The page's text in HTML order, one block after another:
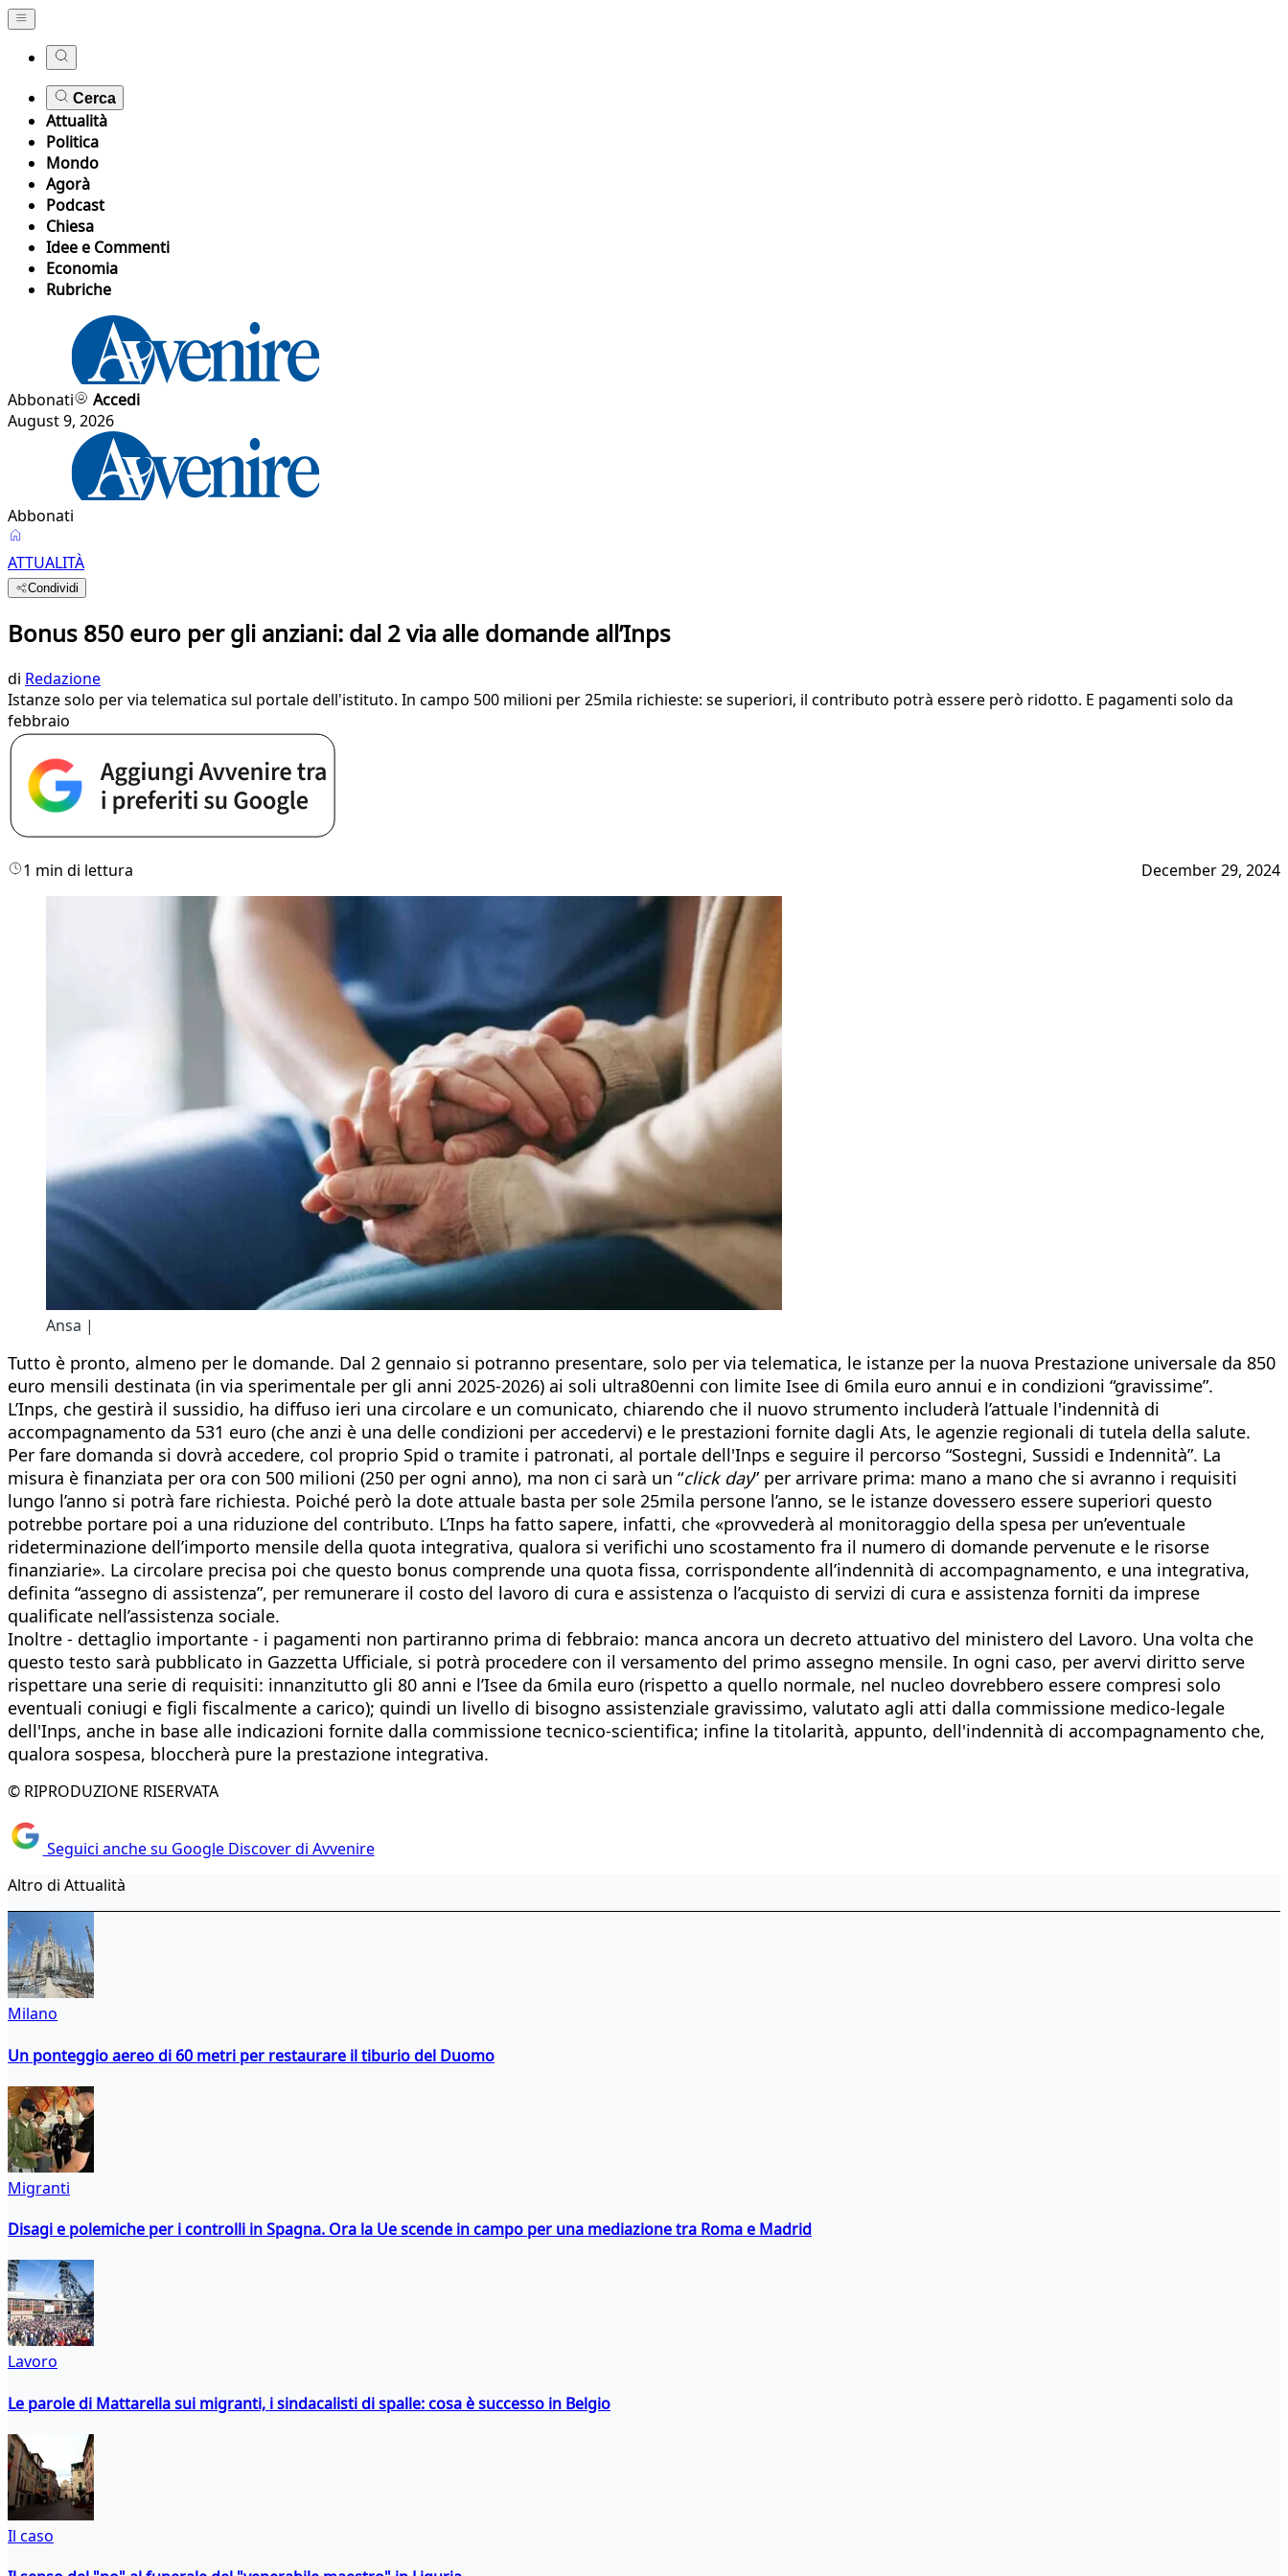
Cerca
Attualità
Politica
Mondo
Agorà
Podcast
Chiesa
Idee e Commenti
Economia
Rubriche
Abbonati
Accedi
August 9, 2026
Abbonati
ATTUALITÀ
Condividi
Bonus 850 euro per gli anziani: dal 2 via alle domande all’Inps
di Redazione
Istanze solo per via telematica sul portale dell'istituto. In campo 500 milioni per 25mila richieste: se superiori, il contributo potrà essere però ridotto. E pagamenti solo da
febbraio
1 min di lettura December 29, 2024
Ansa |
Tutto è pronto, almeno per le domande. Dal 2 gennaio si potranno presentare, solo per via telematica, le istanze per la nuova Prestazione universale da 850
euro mensili destinata (in via sperimentale per gli anni 2025-2026) ai soli ultra80enni con limite Isee di 6mila euro annui e in condizioni “gravissime”.
L’Inps, che gestirà il sussidio, ha diffuso ieri una circolare e un comunicato, chiarendo che il nuovo strumento includerà l’attuale l'indennità di
accompagnamento da 531 euro (che anzi è una delle condizioni per accedervi) e le prestazioni fornite dagli Ats, le agenzie regionali di tutela della salute.
Per fare domanda si dovrà accedere, col proprio Spid o tramite i patronati, al portale dell'Inps e seguire il percorso “Sostegni, Sussidi e Indennità”. La
misura è finanziata per ora con 500 milioni (250 per ogni anno), ma non ci sarà un “click day” per arrivare prima: mano a mano che si avranno i requisiti
lungo l’anno si potrà fare richiesta. Poiché però la dote attuale basta per sole 25mila persone l’anno, se le istanze dovessero essere superiori questo
potrebbe portare poi a una riduzione del contributo. L’Inps ha fatto sapere, infatti, che «provvederà al monitoraggio della spesa per un’eventuale
rideterminazione dell’importo mensile della quota integrativa, qualora si verifichi uno scostamento fra il numero di domande pervenute e le risorse
finanziarie». La circolare precisa poi che questo bonus comprende una quota fissa, corrispondente all’indennità di accompagnamento, e una integrativa,
definita “assegno di assistenza”, per remunerare il costo del lavoro di cura e assistenza o l’acquisto di servizi di cura e assistenza forniti da imprese
qualificate nell’assistenza sociale.
Inoltre - dettaglio importante - i pagamenti non partiranno prima di febbraio: manca ancora un decreto attuativo del ministero del Lavoro. Una volta che
questo testo sarà pubblicato in Gazzetta Ufficiale, si potrà procedere con il versamento del primo assegno mensile. In ogni caso, per avervi diritto serve
rispettare una serie di requisiti: innanzitutto gli 80 anni e l’Isee da 6mila euro (rispetto a quello normale, nel nucleo dovrebbero essere compresi solo
eventuali coniugi e figli fiscalmente a carico); quindi un livello di bisogno assistenziale gravissimo, valutato agli atti dalla commissione medico-legale
dell'Inps, anche in base alle indicazioni fornite dalla commissione tecnico-scientifica; infine la titolarità, appunto, dell'indennità di accompagnamento che,
qualora sospesa, bloccherà pure la prestazione integrativa.
© RIPRODUZIONE RISERVATA
Seguici anche su Google Discover di Avvenire
Altro di Attualità
Milano
Un ponteggio aereo di 60 metri per restaurare il tiburio del Duomo
Migranti
Disagi e polemiche per i controlli in Spagna. Ora la Ue scende in campo per una mediazione tra Roma e Madrid
Lavoro
Le parole di Mattarella sui migranti, i sindacalisti di spalle: cosa è successo in Belgio
Il caso